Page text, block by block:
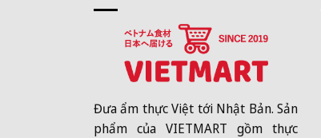
Đưa ẩm thực Việt tới Nhật Bản. Sản
phẩm của VIETMART gồm thực